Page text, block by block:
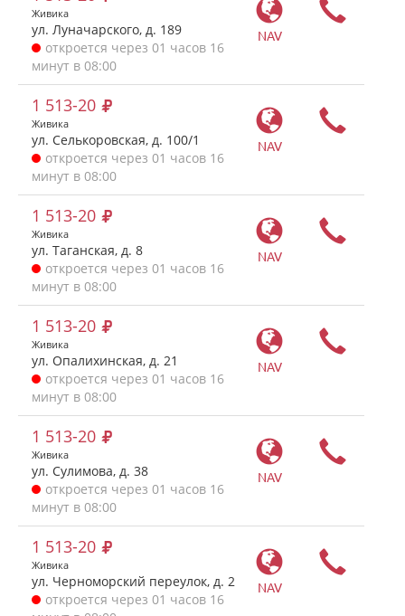
NAV
Живика
ул. Луначарского, д. 189
откроется через 01 часов 16
минут в 08:00
NAV
1 513-20
Живика
ул. Селькоровская, д. 100/1
откроется через 01 часов 16
минут в 08:00
NAV
1 513-20
Живика
ул. Таганская, д. 8
откроется через 01 часов 16
минут в 08:00
NAV
1 513-20
Живика
ул. Опалихинская, д. 21
откроется через 01 часов 16
минут в 08:00
NAV
1 513-20
Живика
ул. Сулимова, д. 38
откроется через 01 часов 16
минут в 08:00
NAV
1 513-20
Живика
ул. Черноморский переулок, д. 2
откроется через 01 часов 16